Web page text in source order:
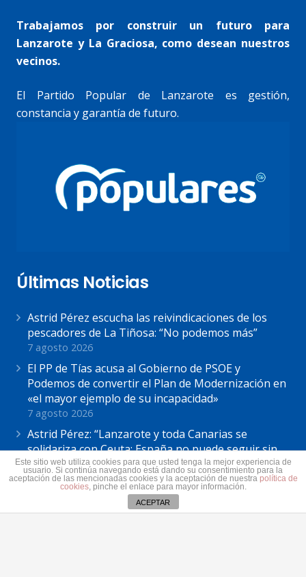
Trabajamos por construir un futuro para
Lanzarote y La Graciosa, como desean nuestros
vecinos.
El Partido Popular de Lanzarote es gestión,
constancia y garantía de futuro.
Últimas Noticias
Astrid Pérez escucha las reivindicaciones de los
pescadores de La Tiñosa: “No podemos más”
7 agosto 2026
El PP de Tías acusa al Gobierno de PSOE y
Podemos de convertir el Plan de Modernización en
«el mayor ejemplo de su incapacidad»
7 agosto 2026
Astrid Pérez: “Lanzarote y toda Canarias se
solidariza con Ceuta: España no puede seguir sin
una política migratoria de Estado”
31 julio 2026
Este sitio web utiliza cookies para que usted tenga la mejor experiencia de
usuario. Si continúa navegando está dando su consentimiento para la
aceptación de las mencionadas cookies y la aceptación de nuestra política de
cookies, pinche el enlace para mayor información.
ACEPTAR